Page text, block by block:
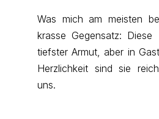
Was mich am meisten
krasse Gegensatz: Diese
tiefster Armut, aber in
Herzlichkeit sind sie
uns.